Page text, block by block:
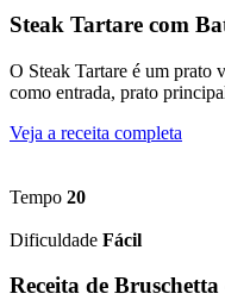
Steak Tartare com
O Steak Tartare é um prato
como entrada, prato
Veja a receita completa
Tempo 20
Dificuldade Fácil
Receita de